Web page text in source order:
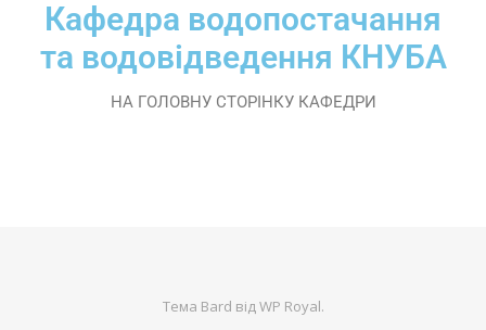
Кафедра водопостачання
та водовідведення КНУБА
НА ГОЛОВНУ СТОРІНКУ КАФЕДРИ
Тема Bard відWP Royal.